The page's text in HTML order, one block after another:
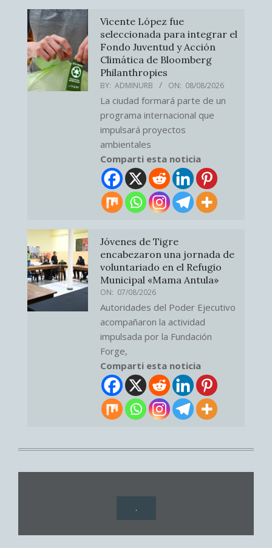
Vicente López fue
seleccionada para integrar el
Fondo Juventud y Acción
Climática de Bloomberg
Philanthropies
BY: ADMINURB ON: 08/08/2026
La ciudad formará parte de un
programa internacional que
impulsará proyectos
ambientales
Comparti esta noticia
Jóvenes de Tigre
encabezaron una jornada de
voluntariado en el Refugio
Municipal «Mama Antula»
ON: 07/08/2026
Autoridades del Poder Ejecutivo
acompañaron la actividad
impulsada por la Fundación
Forge,
Comparti esta noticia
.